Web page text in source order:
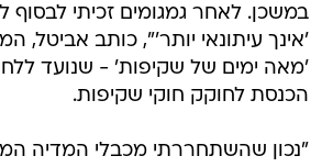
'מאה ימים של שקיפות' - שנועד
הכנסת לחוקק חוקי שקיפות.
"נכון שהשתחררתי מכבלי המדיה
מאי פעם", ממשיך אביטל, "פרסמתי